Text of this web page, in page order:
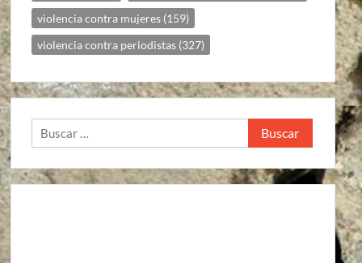
violencia contra mujeres (159)
violencia contra periodistas (327)
Buscar: